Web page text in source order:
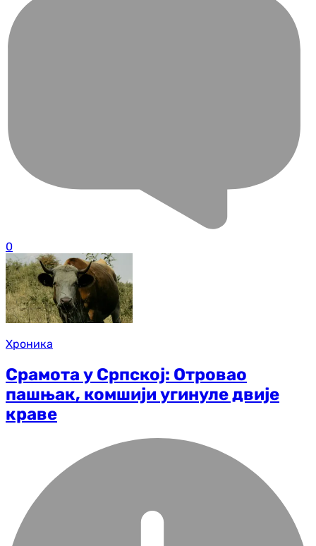
0
Хроника
Срамота у Српској: Отровао
пашњак, комшији угинуле двије
краве